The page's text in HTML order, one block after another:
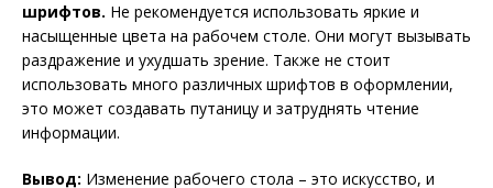
шрифтов. Не рекомендуется использовать яркие и
насыщенные цвета на рабочем столе. Они могут вызывать
раздражение и ухудшать зрение. Также не стоит
использовать много различных шрифтов в оформлении,
это может создавать путаницу и затруднять чтение
информации.
Вывод: Изменение рабочего стола – это искусство, и